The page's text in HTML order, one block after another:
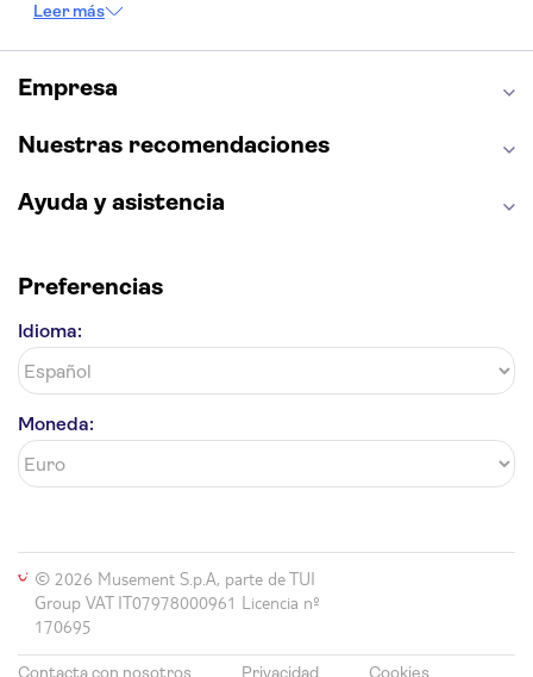
Cueva de Nerja
Capilla Sixtina
Montserrat
Museo del Louvre
Casa Batlló
Estadio Santiago Bernabéu
Alhambra
Leer más
Empresa
Nuestras recomendaciones
Ayuda y asistencia
Preferencias
Idioma:
Moneda:
© 2026 Musement S.p.A, parte de TUI
Group VAT IT07978000961 Licencia nº
170695
Contacta con nosotros Privacidad Cookies